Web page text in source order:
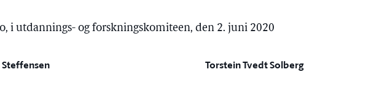
i utdannings- og forskningskomiteen, den 2. juni 2020
Steffensen Torstein Tvedt Solberg